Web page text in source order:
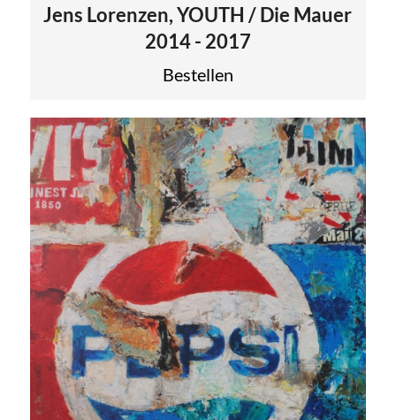
Jens Lorenzen, YOUTH / Die Mauer
2014 - 2017
Bestellen